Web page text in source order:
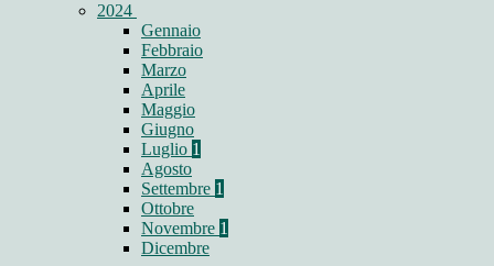
2024
Gennaio
Febbraio
Marzo
Aprile
Maggio
Giugno
Luglio 1
Agosto
Settembre 1
Ottobre
Novembre 1
Dicembre